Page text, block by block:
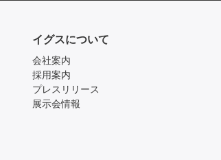
イグスについて
会社案内
採用案内
プレスリリース
展示会情報